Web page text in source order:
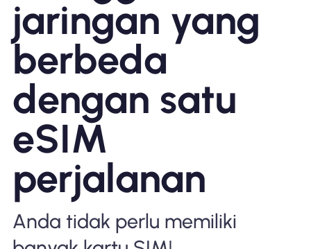
Mengapa Nomad eSIM
Menggunakan eSIM
Untuk bisnis
jaringan yang
berbeda
dengan satu
eSIM
perjalanan
Anda tidak perlu memiliki